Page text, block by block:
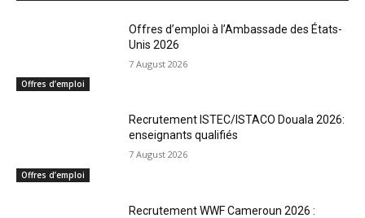
Offres d’emploi
Offres d’emploi à l’Ambassade des États-
Unis 2026
7 August 2026
Offres d’emploi
Recrutement ISTEC/ISTACO Douala 2026:
enseignants qualifiés
7 August 2026
Recrutement WWF Cameroun 2026 :